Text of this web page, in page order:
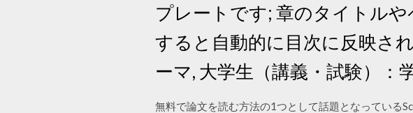
プレートです; 章のタイトル
すると自動的に目次に反映さ
ーマ, 大学生（講義・試験）：
無料で論文を読む方法の1つとして話題となっている